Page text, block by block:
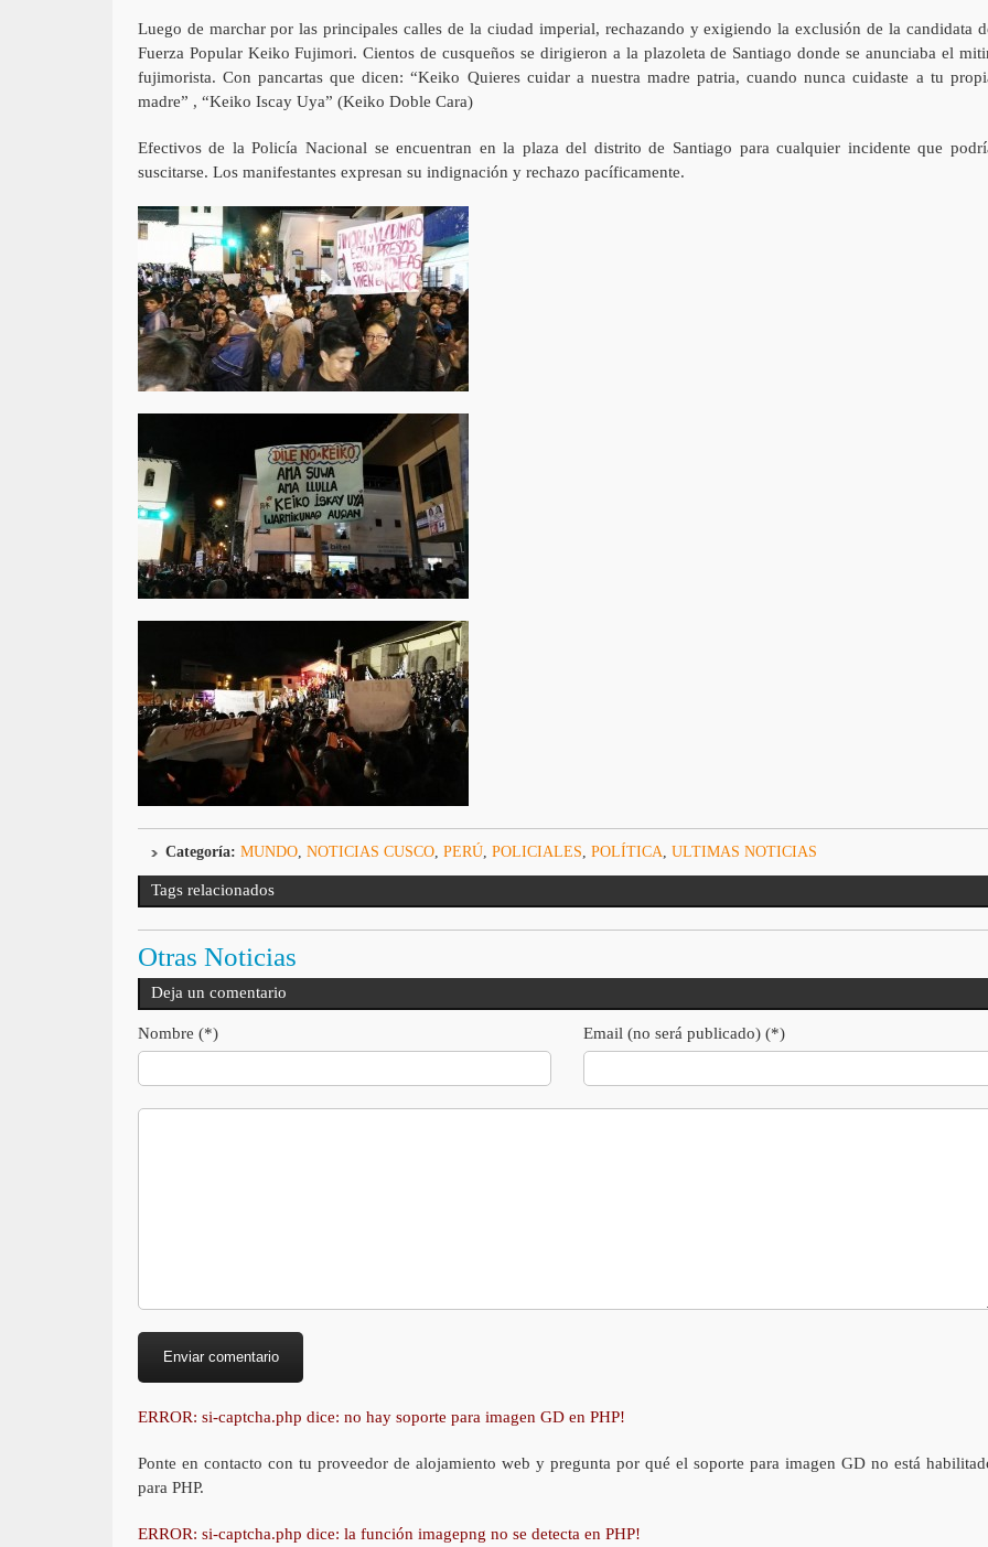
Luego de marchar por las principales calles de la ciudad imperial, rechazando y exigiendo la exclusión de la candidata
Fuerza Popular Keiko Fujimori. Cientos de cusqueños se dirigieron a la plazoleta de Santiago donde se anunciaba el
fujimorista. Con pancartas que dicen: “Keiko Quieres cuidar a nuestra madre patria, cuando nunca cuidaste a tu
madre” , “Keiko Iscay Uya” (Keiko Doble Cara)
Efectivos de la Policía Nacional se encuentran en la plaza del distrito de Santiago para cualquier incidente que
suscitarse. Los manifestantes expresan su indignación y rechazo pacíficamente.
Categoría: MUNDO, NOTICIAS CUSCO, PERÚ, POLICIALES POLÍTICA ULTIMAS NOTICIAS
Tags relacionados
Otras Noticias
Deja un comentario
Nombre (*) Email (no será publicado) (*)
ERROR: si-captcha.php dice: no hay soporte para imagen GD en PHP!
Ponte en contacto con tu proveedor de alojamiento web y pregunta por qué el soporte para imagen GD no está
para PHP.
ERROR: si-captcha.php dice: la función imagepng no se detecta en PHP!